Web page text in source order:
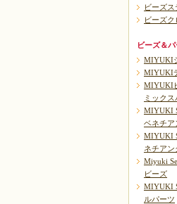
ビーズ
ビーズ
ビーズ＆
MIYUKI
MIYUKI
MIYUKI
ミックス
MIYUKI
ベネチア
MIYUKI
ネチアン
Miyuki
ビーズ
MIYUKI
ルパーツ